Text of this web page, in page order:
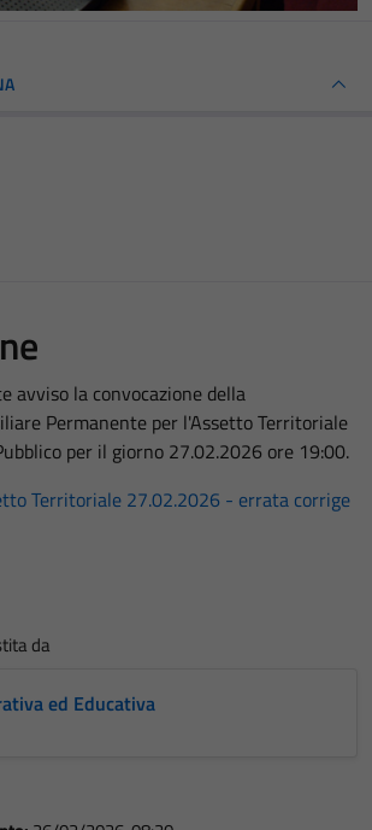
avviso la convocazione della
Permanente per l'Assetto Territoriale
per il giorno 27.02.2026 ore 19:00.
Territoriale 27.02.2026 - errata corrige
da
ed Educativa